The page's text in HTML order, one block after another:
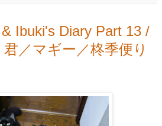
Ibuki's Diary Part 13 /
／マギー／柊季便り